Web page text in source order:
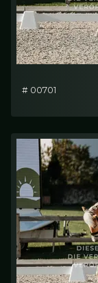
# 00701